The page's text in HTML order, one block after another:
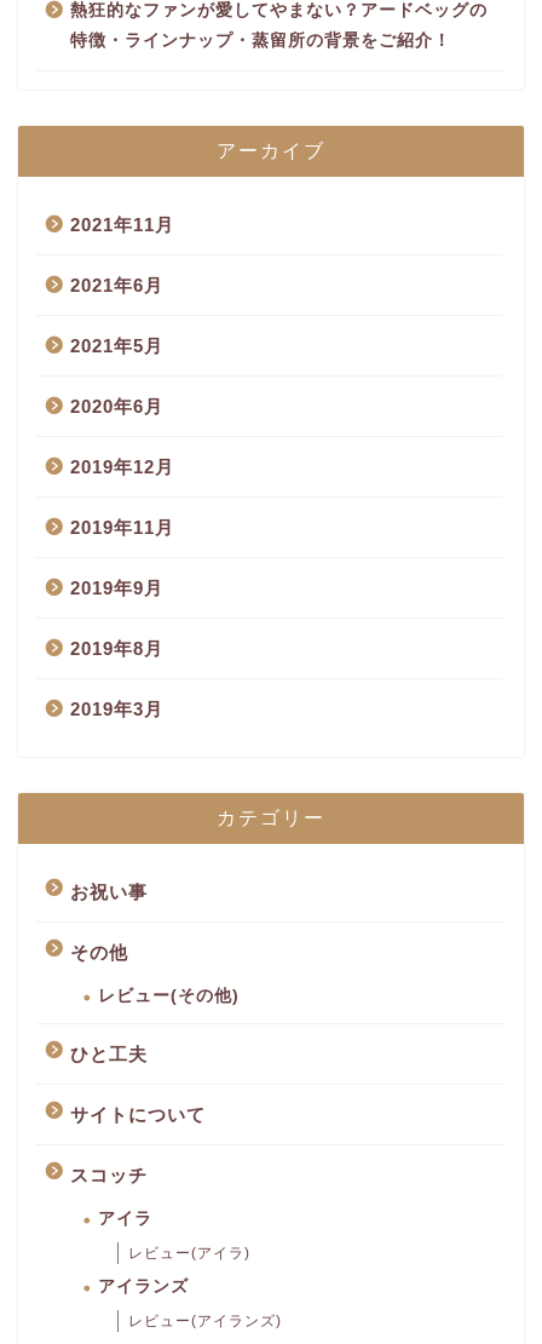
熱狂的なファンが愛してやまない？アードベッグの
特徴・ラインナップ・蒸留所の背景をご紹介！
アーカイブ
2021年11月
2021年6月
2021年5月
2020年6月
2019年12月
2019年11月
2019年9月
2019年8月
2019年3月
カテゴリー
お祝い事
その他
レビュー(その他)
ひと工夫
サイトについて
スコッチ
アイラ
レビュー(アイラ)
アイランズ
レビュー(アイランズ)